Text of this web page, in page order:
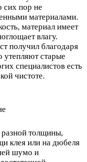
сих пор не
материалами.
материал имеет
влагу.
получил благодаря
старые
специалистов есть
чистоте.
разной толщины,
клея или на дюбеля
шумо и